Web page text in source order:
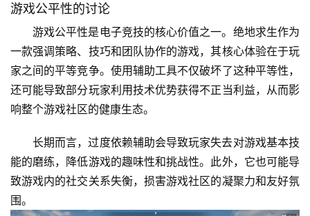
游戏公平性的讨论
游戏公平性是电子竞技的核心价值之一。绝地求生作为
一款强调策略、技巧和团队协作的游戏，其核心体验在于玩
家之间的平等竞争。使用辅助工具不仅破坏了这种平等性，
还可能导致部分玩家利用技术优势获得不正当利益，从而影
响整个游戏社区的健康生态。
长期而言，过度依赖辅助会导致玩家失去对游戏基本技
能的磨练，降低游戏的趣味性和挑战性。此外，它也可能导
致游戏内的社交关系失衡，损害游戏社区的凝聚力和友好氛
围。